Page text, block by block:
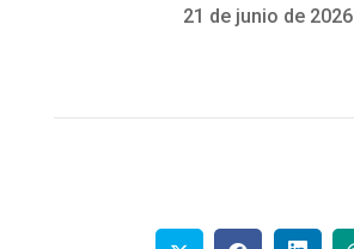
21 de junio de 2026